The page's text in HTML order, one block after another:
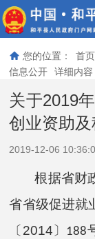
您的位置： 首页
信息公开
详细内容
关于2019
创业资助
2019-12-06
根据省财
省省级促进就
〔 2014 〕 188